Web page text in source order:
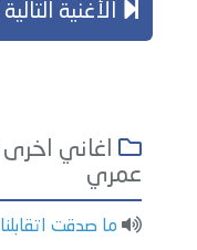
الأغنية
اغاني
عمري
ما صدقت اتقابلنا